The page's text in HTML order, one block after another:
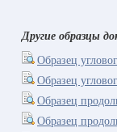
Другие образцы
Образец
Образец
Образец
Образец